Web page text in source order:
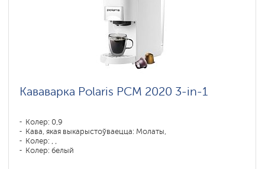
Кававарка Polaris PCM 2020 3-in-1
Колер: 0,9
Кава, якая выкарыстоўваецца: Молаты,
Колер: , ,
Колер: белый